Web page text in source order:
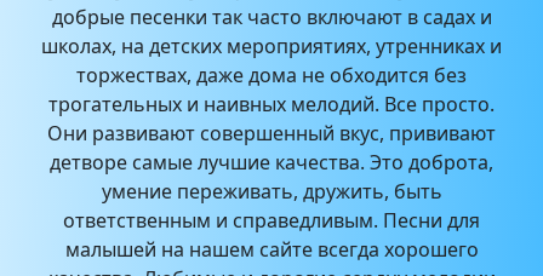
добрые песенки так часто включают в садах и
школах, на детских мероприятиях, утренниках и
торжествах, даже дома не обходится без
трогательных и наивных мелодий. Все просто.
Они развивают совершенный вкус, прививают
детворе самые лучшие качества. Это доброта,
умение переживать, дружить, быть
ответственным и справедливым. Песни для
малышей на нашем сайте всегда хорошего